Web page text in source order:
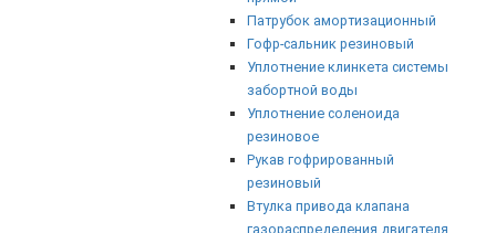
Патрубок амортизационный
Гофр-сальник резиновый
Уплотнение клинкета системы
забортной воды
Уплотнение соленоида
резиновое
Рукав гофрированный
резиновый
Втулка привода клапана
газораспределения двигателя